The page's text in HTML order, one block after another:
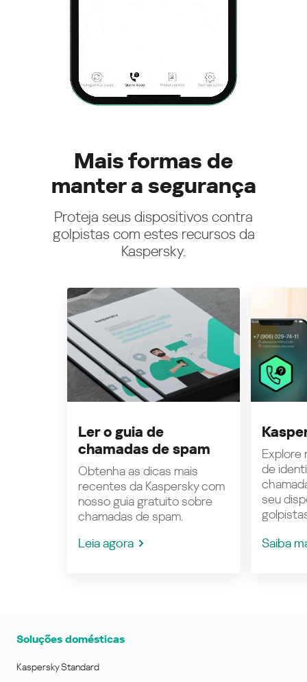
Mais formas de
manter a segurança
Proteja seus dispositivos contra
golpistas com estes recursos da
Kaspersky.
Ler o guia de
chamadas de spam
Obtenha as dicas mais
recentes da Kaspersky com
nosso guia gratuito sobre
chamadas de spam.
Leia agora
Explore
de
seu
Saiba
Soluções domésticas
Kaspersky Standard